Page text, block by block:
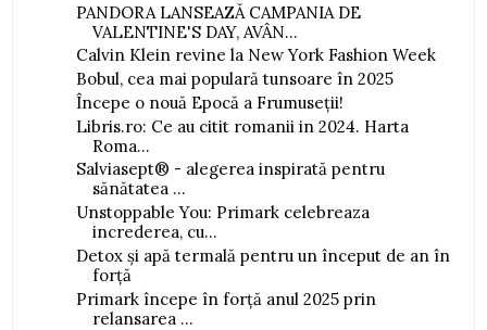
PANDORA LANSEAZĂ CAMPANIA DE
VALENTINE'S DAY, AVÂN...
Calvin Klein revine la New York Fashion Week
Bobul, cea mai populară tunsoare în 2025
Începe o nouă Epocă a Frumuseții!
Libris.ro: Ce au citit romanii in 2024. Harta
Roma...
Salviasept® - alegerea inspirată pentru
sănătatea ...
Unstoppable You: Primark celebreaza
increderea, cu...
Detox și apă termală pentru un început de an în
forță
Primark începe în forță anul 2025 prin
relansarea ...